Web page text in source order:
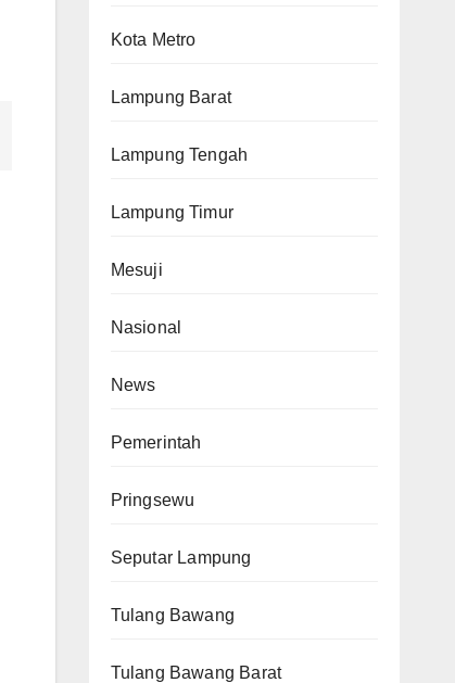
Kota Metro
Lampung Barat
Lampung Tengah
Lampung Timur
Mesuji
Nasional
News
Pemerintah
Pringsewu
Seputar Lampung
Tulang Bawang
Tulang Bawang Barat